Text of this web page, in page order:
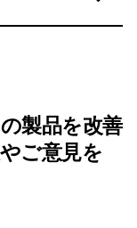
製品を改善
ご意見を